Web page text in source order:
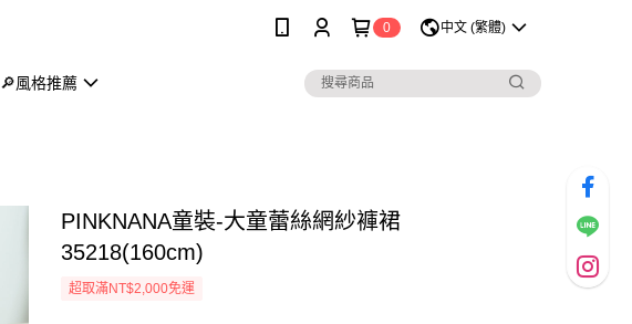
0 中文 (繁體)
🔎風格推薦
PINKNANA童裝-大童蕾絲網紗褲裙
35218(160cm)
超取滿NT$2,000免運